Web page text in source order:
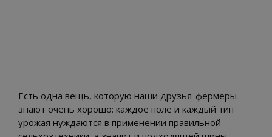
Есть одна вещь, которую наши друзья-фермеры
знают очень хорошо: каждое поле и каждый тип
урожая нуждаются в применении правильной